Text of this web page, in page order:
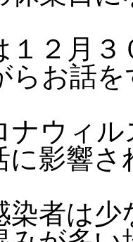
１２月
らお話
ナウィ
に影響
染者は